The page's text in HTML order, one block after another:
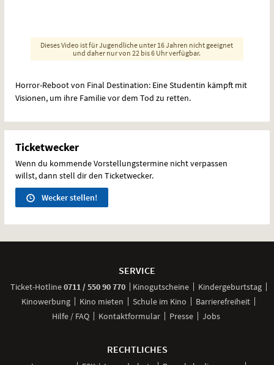
Dieses Video ist für Jugendliche unter 16 Jahren nicht geeignet
und daher nur von 22 bis 6 Uhr verfügbar.
Horror-Reboot von Final Destination: Eine Studentin kämpft mit
Visionen, um ihre Familie vor dem Tod zu retten.
Ticketwecker
Wenn du kommende Vorstellungstermine nicht verpassen
willst, dann stell dir den Ticketwecker.
Wecker stellen!
SERVICE
Ticket-Hotline0711 / 550 90 770anrufen
Kinogutscheine
Kindergeburtstag
Kinowerbung
Kino mieten Schule im Kino
Barrierefreiheit
Hilfe / FAQ
Kontaktformular Presse Jobs
RECHTLICHES